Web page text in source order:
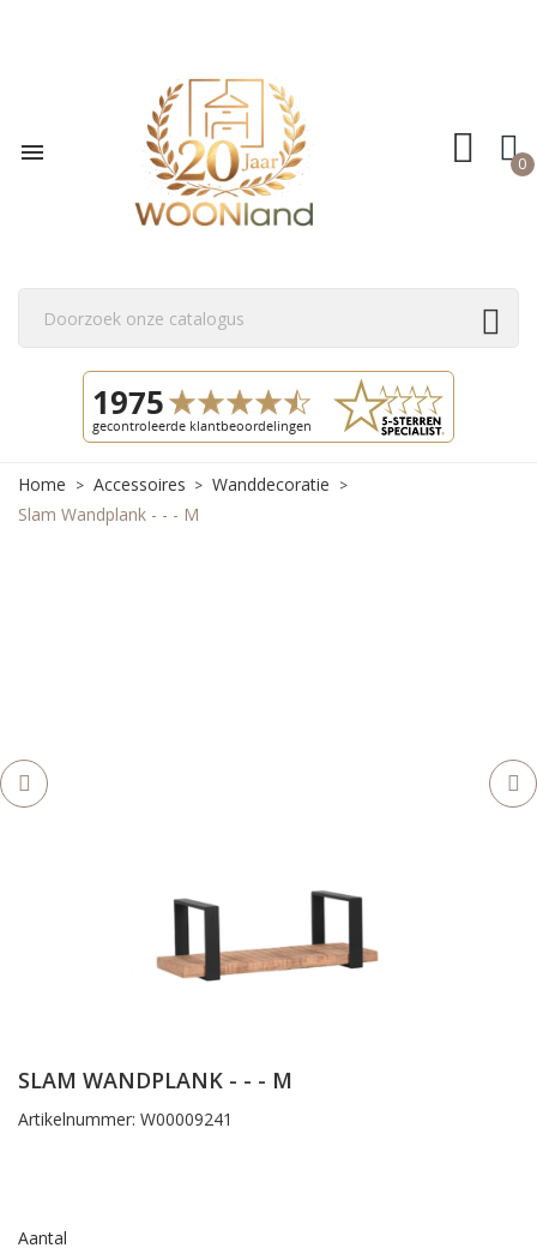
 0
Home Accessoires
Wanddecoratie
Slam Wandplank - - - M
SLAM WANDPLANK - - - M
Artikelnummer: W00009241
Aantal